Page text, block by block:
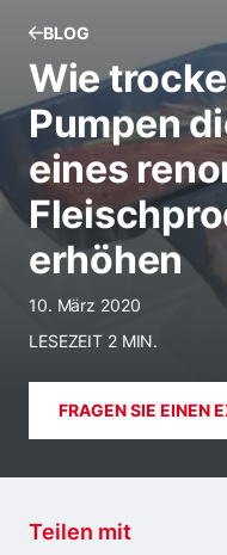
BLOG
Wie
Pumpen
eines
erhöhen
10. März 2020
LESEZEIT 2 MIN.
FRAGEN SIE EINEN
Teilen mit